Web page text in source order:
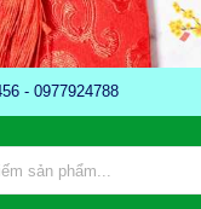
- 0977924788